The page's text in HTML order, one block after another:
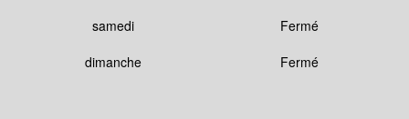
samedi
Fermé
dimanche
Fermé